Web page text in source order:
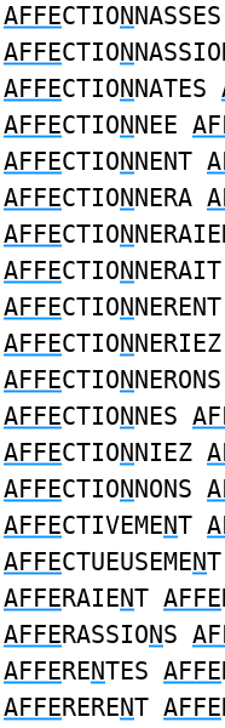
AFFECTIONNASSES
AFFECTION
AFFECTIONNATES
AFFECTIONNEE
AFFECTIONNENT
AFFECTIONNERA
AFFECTION
AFFECTIONNERAIT
AFFECTIONNERENT
AFFECTIONNERIEZ
AFFECTIONNERONS
AFFECTIONNES
AFFECTIONNIEZ
AFFECTIONNONS
AFFECTIVEMENT
AFFECTUEUSEMENT
AFFERAIENT AFFE
AFFERASSIONS
AFFERENTES AFFE
AFFERERENT AFFE